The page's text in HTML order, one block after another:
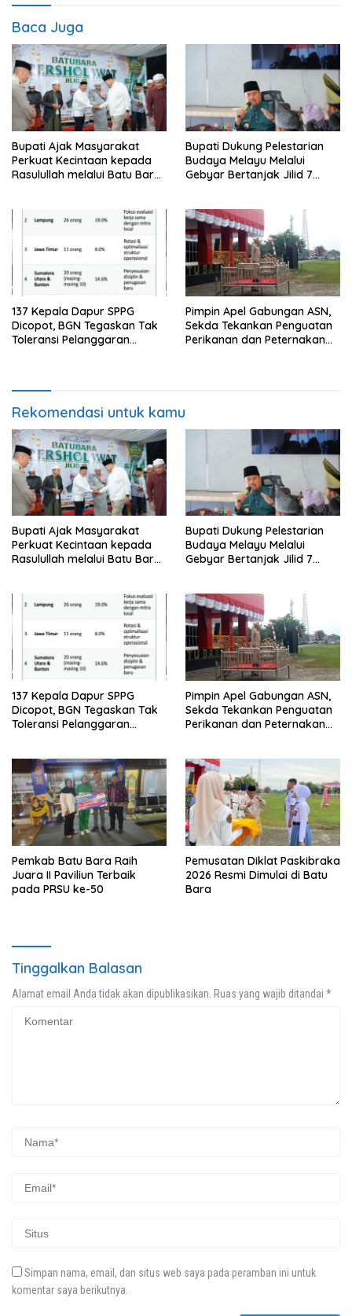
Baca Juga
Bupati Ajak Masyarakat
Perkuat Kecintaan kepada
Rasulullah melalui Batu Bara
Bupati Dukung Pelestarian
Budaya Melayu Melalui
Gebyar Bertanjak Jilid 7
137 Kepala Dapur SPPG
Dicopot, BGN Tegaskan Tak
Toleransi Pelanggaran
Pimpin Apel Gabungan ASN,
Sekda Tekankan Penguatan
Perikanan dan Peternakan
Rekomendasi untuk kamu
Bupati Ajak Masyarakat
Perkuat Kecintaan kepada
Rasulullah melalui Batu Bara
Bupati Dukung Pelestarian
Budaya Melayu Melalui
Gebyar Bertanjak Jilid 7
137 Kepala Dapur SPPG
Dicopot, BGN Tegaskan Tak
Toleransi Pelanggaran
Pimpin Apel Gabungan ASN,
Sekda Tekankan Penguatan
Perikanan dan Peternakan
Pemkab Batu Bara Raih
Juara II Paviliun Terbaik
pada PRSU ke-50
Pemusatan Diklat Paskibraka
2026 Resmi Dimulai di Batu
Bara
Tinggalkan Balasan
Alamat email Anda tidak akan dipublikasikan. Ruas yang wajib ditandai *
Simpan nama, email, dan situs web saya pada peramban ini untuk
komentar saya berikutnya.